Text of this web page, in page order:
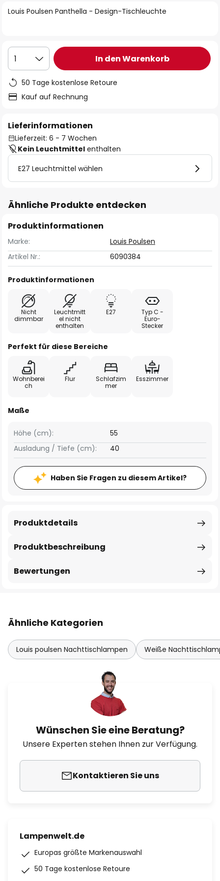
Louis Poulsen Panthella - Design-Tischleuchte
1 In den Warenkorb
50 Tage kostenlose Retoure
Kauf auf Rechnung
Lieferinformationen
Lieferzeit: 6 - 7 Wochen
Kein Leuchtmittel enthalten
E27 Leuchtmittel wählen
Ähnliche Produkte entdecken
Produktinformationen
Marke:
Louis Poulsen
Artikel Nr.:
6090384
Produktinformationen
Nicht
dimmbar
Leuchtmitt
el nicht
enthalten
E27
Typ C -
Euro-
Stecker
Perfekt für diese Bereiche
Wohnberei
ch
Flur
Schlafzim
mer
Esszimmer
Maße
Höhe (cm):
55
Ausladung / Tiefe (cm):
40
Haben Sie Fragen zu diesem Artikel?
Produktbeschreibung
Produktdetails
Bewertungen
Ähnliche Kategorien
Louis poulsen Nachttischlampen Weiße
Wünschen Sie eine Beratung?
Unsere Experten stehen Ihnen zur Verfügung.
Kontaktieren Sie uns
Lampenwelt.de
Europas größte Markenauswahl
50 Tage kostenlose Retoure